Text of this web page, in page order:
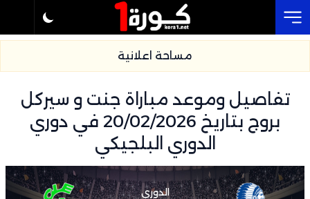
مساحة اعلانية
تفاصيل وموعد مباراة جنت و سيركل
بروج بتاريخ 20/02/2026 في دوري
الدوري البلجيكي
الدوري